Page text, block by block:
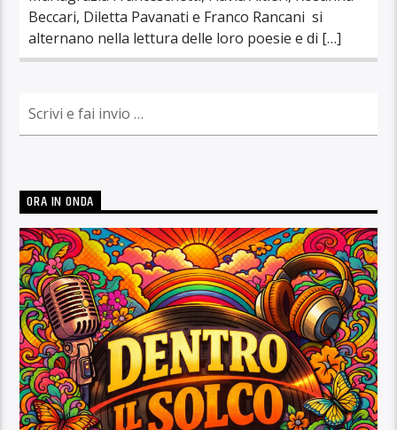
Beccari, Diletta Pavanati e Franco Rancani si
alternano nella lettura delle loro poesie e di […]
ORA IN ONDA